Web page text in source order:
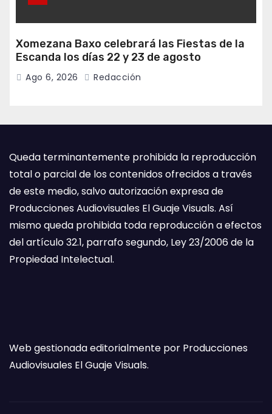
Xomezana Baxo celebrará las Fiestas de la
Escanda los días 22 y 23 de agosto
Ago 6, 2026 Redacción
Queda terminantemente prohibida la reproducción
total o parcial de los contenidos ofrecidos a través
de este medio, salvo autorización expresa de
Producciones Audiovisuales El Guaje Visuals. Así
mismo queda prohibida toda reproducción a efectos
del artículo 32.1, parrafo segundo, Ley 23/2006 de la
Propiedad Intelectual.
Web gestionada editorialmente por Producciones
Audiovisuales El Guaje Visuals.